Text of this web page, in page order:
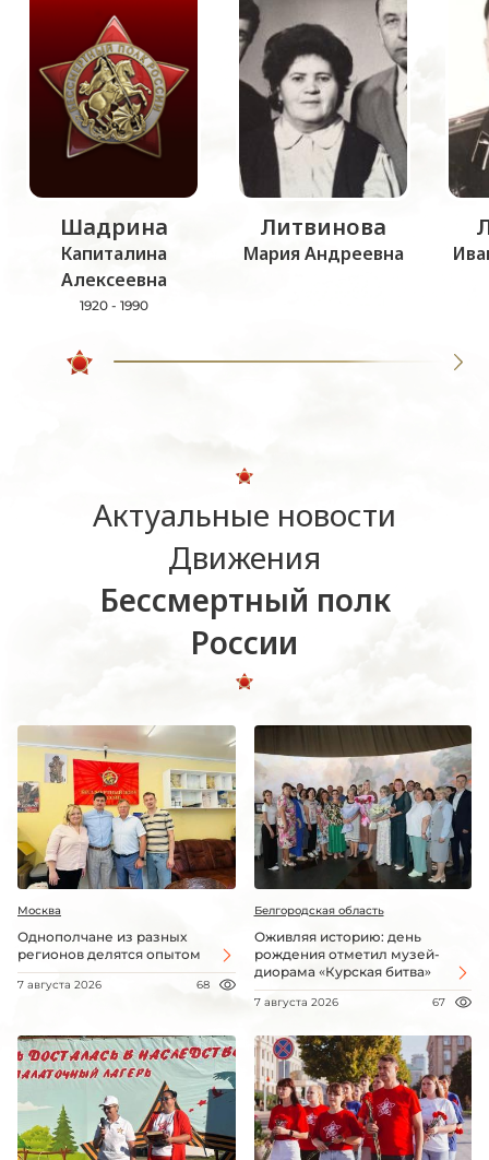
Шадрина
Капиталина
Алексеевна
1920 - 1990
Литвинова
Мария Андреевна
Актуальные новости
Движения
Бессмертный полк
России
Москва
Однополчане из разных
регионов делятся опытом
7 августа 2026 68
Белгородская область
Оживляя историю: день
рождения отметил музей-
диорама «Курская битва»
7 августа 2026 67